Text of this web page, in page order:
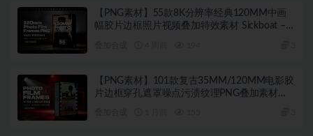
【PNG素材】55款8K分辨率经典120MM中画
幅胶片边框照片视频叠加特效素材 Sickboat –
【PNG素材】101款复古35MM/120MM电影胶
片边框穿孔遮罩噪点污渍纹理PNG叠加素材